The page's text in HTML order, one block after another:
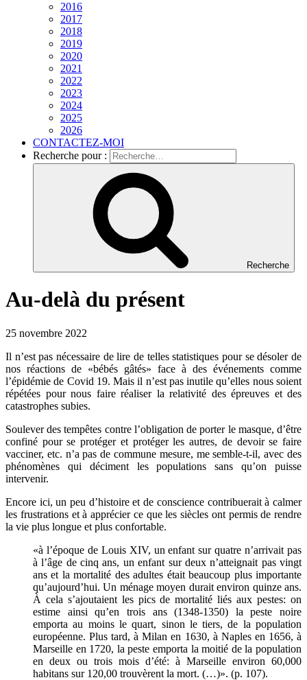
2016
2017
2018
2019
2020
2021
2022
2023
2024
2025
2026
CONTACTEZ-MOI
Recherche pour :
Recherche
Au-delà du présent
25 novembre 2022
Il n’est pas nécessaire de lire de telles statistiques pour se désoler de
nos réactions de «bébés gâtés» face à des événements comme
l’épidémie de Covid 19. Mais il n’est pas inutile qu’elles nous soient
répétées pour nous faire réaliser la relativité des épreuves et des
catastrophes subies.
Soulever des tempêtes contre l’obligation de porter le masque, d’être
confiné pour se protéger et protéger les autres, de devoir se faire
vacciner, etc. n’a pas de commune mesure, me semble-t-il, avec des
phénomènes qui déciment les populations sans qu’on puisse
intervenir.
Encore ici, un peu d’histoire et de conscience contribuerait à calmer
les frustrations et à apprécier ce que les siècles ont permis de rendre
la vie plus longue et plus confortable.
«à l’époque de Louis XIV, un enfant sur quatre n’arrivait pas
à l’âge de cinq ans, un enfant sur deux n’atteignait pas vingt
ans et la mortalité des adultes était beaucoup plus importante
qu’aujourd’hui. Un ménage moyen durait environ quinze ans.
À cela s’ajoutaient les pics de mortalité liés aux pestes: on
estime ainsi qu’en trois ans (1348-1350) la peste noire
emporta au moins le quart, sinon le tiers, de la population
européenne. Plus tard, à Milan en 1630, à Naples en 1656, à
Marseille en 1720, la peste emporta la moitié de la population
en deux ou trois mois d’été: à Marseille environ 60,000
habitans sur 120,00 trouvèrent la mort. (…)». (p. 107).